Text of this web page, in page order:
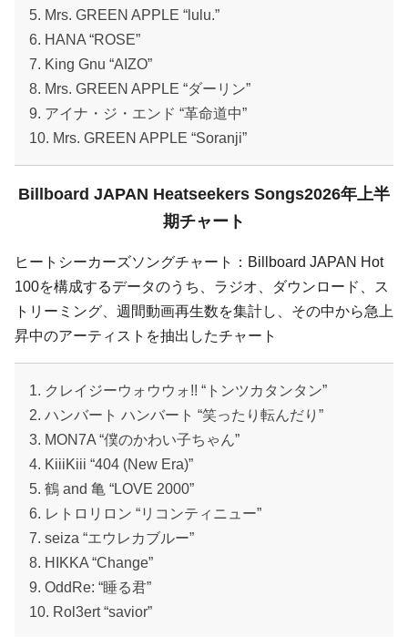
5. Mrs. GREEN APPLE “lulu.”
6. HANA “ROSE”
7. King Gnu “AIZO”
8. Mrs. GREEN APPLE “ダーリン”
9. アイナ・ジ・エンド “革命道中”
10. Mrs. GREEN APPLE “Soranji”
Billboard JAPAN Heatseekers Songs2026年上半
期チャート
ヒートシーカーズソングチャート：Billboard JAPAN Hot
100を構成するデータのうち、ラジオ、ダウンロード、ス
トリーミング、週間動画再生数を集計し、その中から急上
昇中のアーティストを抽出したチャート
1. クレイジーウォウウォ!! “トンツカタンタン”
2. ハンバート ハンバート “笑ったり転んだり”
3. MON7A “僕のかわい子ちゃん”
4. KiiiKiii “404 (New Era)”
5. 鶴 and 亀 “LOVE 2000”
6. レトロリロン “リコンティニュー”
7. seiza “エウレカブルー”
8. HIKKA “Change”
9. OddRe: “睡る君”
10. Rol3ert “savior”